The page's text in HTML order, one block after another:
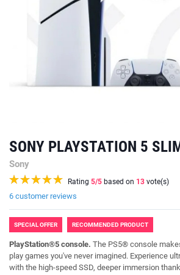
SONY PLAYSTATION 5
Sony
Rating 5/5 based on 13 vote(s)
6 customer reviews
SPECIAL OFFER RECOMMENDED PRODUCT
PlayStation®5 console. The PS5® console
play games you've never imagined. Experience
with the high-speed SSD, deeper immersion